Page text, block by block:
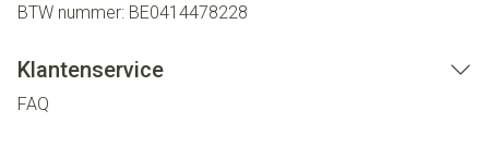
BTW nummer: BE0414478228
Klantenservice
FAQ